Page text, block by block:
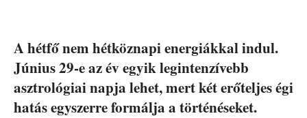
A hétfő nem hétköznapi energiákkal indul.
Június 29-e az év egyik legintenzívebb
asztrológiai napja lehet, mert két erőteljes égi
hatás egyszerre formálja a történéseket.